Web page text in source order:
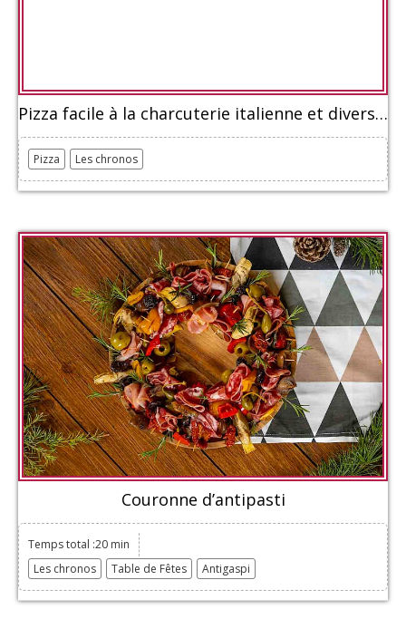
Pizza facile à la charcuterie italienne et divers fromages
Pizza Les chronos
Couronne d’antipasti
Temps total :20 min
Les chronos
Table de Fêtes Antigaspi